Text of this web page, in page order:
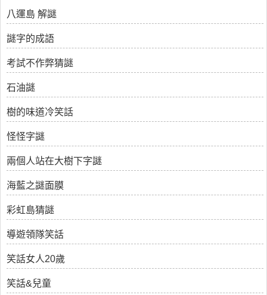
八運島 解謎
謎字的成語
考試不作弊猜謎
石油謎
樹的味道冷笑話
怪怪字謎
兩個人站在大樹下字謎
海藍之謎面膜
彩虹島猜謎
導遊領隊笑話
笑話女人20歲
笑話&兒童